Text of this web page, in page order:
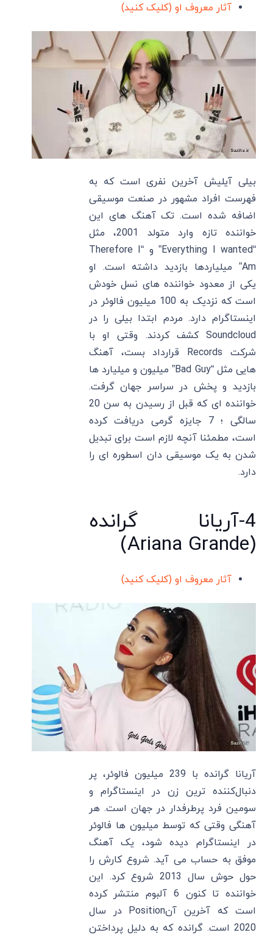
آثار معروف او (کلیک کنید)
بیلی آیلیش آخرین نفری است که به
فهرست افراد مشهور در صنعت موسیقی
اضافه شده است. تک آهنگ های این
خواننده تازه‌ وارد متولد 2001، مثل
“Everything I wanted” و “Therefore I
Am” میلیاردها بازدید داشته است. او
یکی از معدود خواننده های نسل خودش
است که نزدیک به 100 میلیون فالوئر در
اینستاگرام دارد. مردم ابتدا بیلی را در
Soundcloud کشف کردند. وقتی او با
شرکت Records قرارداد بست، آهنگ
هایی مثل “Bad Guy” میلیون و میلیارد ها
بازدید و پخش در سراسر جهان گرفت.
خواننده ای که قبل از رسیدن به سن 20
سالگی ؛ 7 جایزه گرمی دریافت کرده
است، مطمئنا آنچه لازم است برای تبدیل
شدن به یک موسیقی دان اسطوره ای را
دارد.
4-آریانا گرانده
(Ariana Grande)
آثار معروف او (کلیک کنید)
آریانا گرانده با 239 میلیون فالوئر، پر
دنبال‌کننده‌ ترین زن در اینستاگرام و
سومین فرد پرطرفدار در جهان است. هر
آهنگی وقتی که توسط میلیون ها فالوئر
در اینستاگرام دیده شود، یک آهنگ
موفق به حساب می آید. شروع کارش را
حول حوش سال 2013 شروع کرد. این
خواننده تا کنون 6 آلبوم منتشر کرده
است که آخرین آنPosition در سال
2020 است. گرانده که به دلیل پرداختن